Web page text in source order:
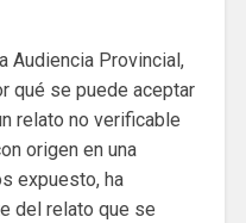
Audiencia Provincial,
qué se puede aceptar
relato no verificable
origen en una
expuesto, ha
del relato que se